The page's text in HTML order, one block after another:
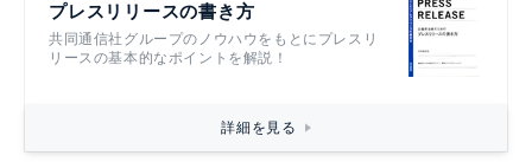
プレスリリースの書き方
共同通信社グループのノウハウをもとにプレスリ
リースの基本的なポイントを解説！
詳細を見る